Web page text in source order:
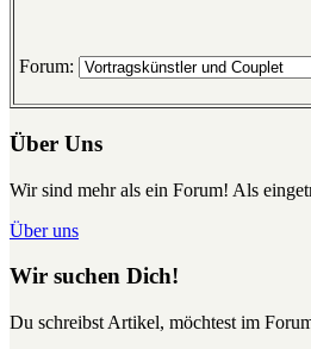
Forum:
Über Uns
Wir sind mehr als ein Forum! Als
Über uns
Wir suchen Dich!
Du schreibst Artikel, möchtest im